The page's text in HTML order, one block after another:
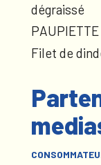
dégraissé
PAUPIETTE
Filet de